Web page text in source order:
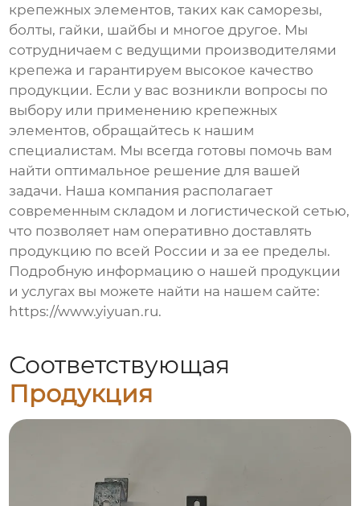
крепежных элементов, таких как саморезы,
болты, гайки, шайбы и многое другое. Мы
сотрудничаем с ведущими производителями
крепежа и гарантируем высокое качество
продукции. Если у вас возникли вопросы по
выбору или применению крепежных
элементов, обращайтесь к нашим
специалистам. Мы всегда готовы помочь вам
найти оптимальное решение для вашей
задачи. Наша компания располагает
современным складом и логистической сетью,
что позволяет нам оперативно доставлять
продукцию по всей России и за ее пределы.
Подробную информацию о нашей продукции
и услугах вы можете найти на нашем сайте:
https://www.yiyuan.ru.
Соответствующая
Продукция